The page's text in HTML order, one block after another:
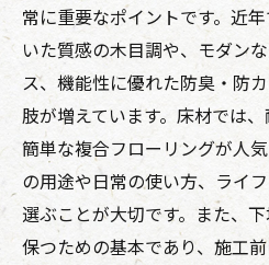
常に重要なポイントです。近
いた質感の木目調や、モダン
ス、機能性に優れた防臭・防
肢が増えています。床材では
簡単な複合フローリングが人
の用途や日常の使い方、ライ
選ぶことが大切です。また、
保つための基本であり、施工